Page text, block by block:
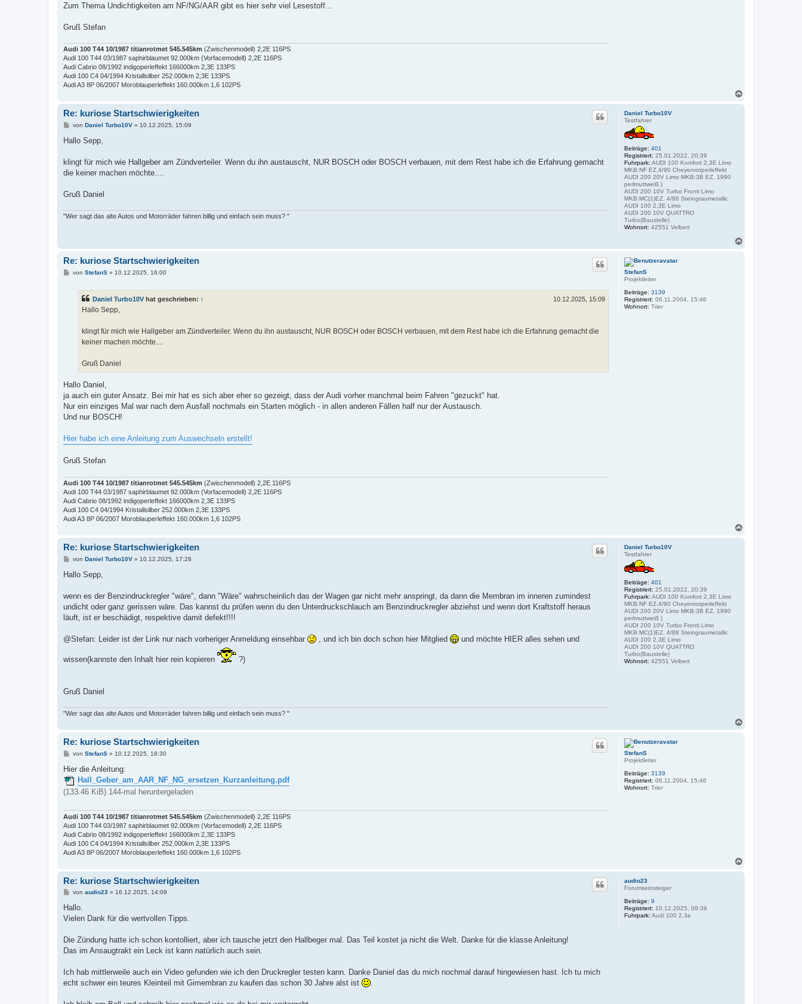
Zum Thema Undichtigkeiten am NF/NG/AAR gibt es hier sehr viel Lesestoff...
Gruß Stefan
Audi 100 T44 10/1987 titianrotmet 545.545km (Zwischenmodell) 2,2E 116PS
Audi 100 T44 03/1987 saphirblaumet 92.000km (Vorfacemodell) 2,2E 116PS
Audi Cabrio 08/1992 indigoperleffekt 166000km 2,3E 133PS
Audi 100 C4 04/1994 Kristallsilber 252.000km 2,3E 133PS
Audi A3 8P 06/2007 Moroblauperleffekt 160.000km 1,6 102PS
Daniel Turbo10V
Testfahrer
Beiträge: 401
Registriert: 25.01.2022, 20:39
Fuhrpark: AUDI 100 Komfort 2,3E Limo
MKB:NF EZ.4/90 Cheyenrotperleffekt
AUDI 200 20V Limo MKB:3B EZ. 1990
perlmuttweiß )
AUDI 200 10V Turbo Fronti Limo
MKB:MC(1)EZ. 4/88 Steingraumetallic
AUDI 100 2,3E Limo
AUDI 200 10V QUATTRO
Turbo(Baustelle)
Wohnort: 42551 Velbert
Re: kuriose Startschwierigkeiten
B
i
a
von Daniel Turbo10V» 10.12.2025, 15:09
Hallo Sepp,
klingt für mich wie Hallgeber am Zündverteiler. Wenn du ihn austauscht, NUR BOSCH oder BOSCH verbauen, mit dem Rest habe ich die Erfahrung gemacht
die keiner machen möchte....
Gruß Daniel
"Wer sagt das alte Autos und Motorräder fahren billig und einfach sein muss? "
StefanS
Projektleiter
Beiträge: 3139
Registriert: 06.11.2004, 15:46
Wohnort: Trier
Re: kuriose Startschwierigkeiten
Bvon StefanS» 10.12.2025, 16:00
Daniel Turbo10V hat geschrieben: ↑ 10.12.2025, 15:09
Hallo Sepp,
klingt für mich wie Hallgeber am Zündverteiler. Wenn du ihn austauscht, NUR BOSCH oder BOSCH verbauen, mit dem Rest habe ich die Erfahrung gemacht die
keiner machen möchte....
Gruß Daniel
Hallo Daniel,
ja auch ein guter Ansatz. Bei mir hat es sich aber eher so gezeigt, dass der Audi vorher manchmal beim Fahren "gezuckt" hat.
Nur ein einziges Mal war nach dem Ausfall nochmals ein Starten möglich - in allen anderen Fällen half nur der Austausch.
Und nur BOSCH!
Hier habe ich eine Anleitung zum Auswechseln erstellt!
Gruß Stefan
Audi 100 T44 10/1987 titianrotmet 545.545km (Zwischenmodell) 2,2E 116PS
Audi 100 T44 03/1987 saphirblaumet 92.000km (Vorfacemodell) 2,2E 116PS
Audi Cabrio 08/1992 indigoperleffekt 166000km 2,3E 133PS
Audi 100 C4 04/1994 Kristallsilber 252.000km 2,3E 133PS
Audi A3 8P 06/2007 Moroblauperleffekt 160.000km 1,6 102PS
Daniel Turbo10V
Testfahrer
Beiträge: 401
Registriert: 25.01.2022, 20:39
Fuhrpark: AUDI 100 Komfort 2,3E Limo
MKB:NF EZ.4/90 Cheyenrotperleffekt
AUDI 200 20V Limo MKB:3B EZ. 1990
perlmuttweiß )
AUDI 200 10V Turbo Fronti Limo
MKB:MC(1)EZ. 4/88 Steingraumetallic
AUDI 100 2,3E Limo
AUDI 200 10V QUATTRO
Turbo(Baustelle)
Wohnort: 42551 Velbert
Re: kuriose Startschwierigkeiten
B
i
a
von Daniel Turbo10V» 10.12.2025, 17:28
Hallo Sepp,
wenn es der Benzindruckregler "wäre", dann "Wäre" wahrscheinlich das der Wagen gar nicht mehr anspringt, da dann die Membran im inneren zumindest
undicht oder ganz gerissen wäre. Das kannst du prüfen wenn du den Unterdruckschlauch am Benzindruckregler abziehst und wenn dort Kraftstoff heraus
läuft, ist er beschädigt, respektive damit defekt!!!!
@Stefan: Leider ist der Link nur nach vorheriger Anmeldung einsehbar , und ich bin doch schon hier Mitglied und möchte HIER alles sehen und
wissen(kannste den Inhalt hier rein kopieren ?)
Gruß Daniel
"Wer sagt das alte Autos und Motorräder fahren billig und einfach sein muss? "
StefanS
Projektleiter
Beiträge: 3139
Registriert: 06.11.2004, 15:46
Wohnort: Trier
Re: kuriose Startschwierigkeiten
B
i
r
a
g
von StefanS» 10.12.2025, 18:30
Hier die Anleitung:
Hall_Geber_am_AAR_NF_NG_ersetzen_Kurzanleitung.pdf
(133.46 KiB) 144-mal heruntergeladen
Audi 100 T44 10/1987 titianrotmet 545.545km (Zwischenmodell) 2,2E 116PS
Audi 100 T44 03/1987 saphirblaumet 92.000km (Vorfacemodell) 2,2E 116PS
Audi Cabrio 08/1992 indigoperleffekt 166000km 2,3E 133PS
Audi 100 C4 04/1994 Kristallsilber 252.000km 2,3E 133PS
Audi A3 8P 06/2007 Moroblauperleffekt 160.000km 1,6 102PS
audio23
Forumseinsteiger
Beiträge: 9
Registriert: 10.12.2025, 09:39
Fuhrpark: Audi 100 2,3e
Re: kuriose Startschwierigkeiten
B
i
r
von audio23» 16.12.2025, 14:09
Hallo.
Vielen Dank für die wertvollen Tipps.
Die Zündung hatte ich schon kontolliert, aber ich tausche jetzt den Hallbeger mal. Das Teil kostet ja nicht die Welt. Danke für die klasse Anleitung!
Das im Ansaugtrakt ein Leck ist kann natürlich auch sein.
Ich hab mittlerweile auch ein Video gefunden wie ich den Druckregler testen kann. Danke Daniel das du mich nochmal darauf hingewiesen hast. Ich tu mich
echt schwer ein teures Kleinteil mit Gimembran zu kaufen das schon 30 Jahre alst ist
.